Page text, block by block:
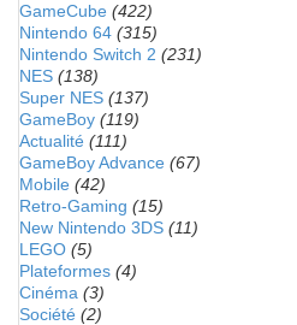
GameCube (422)
Nintendo 64 (315)
Nintendo Switch 2 (231)
NES (138)
Super NES (137)
GameBoy (119)
Actualité (111)
GameBoy Advance (67)
Mobile (42)
Retro-Gaming (15)
New Nintendo 3DS (11)
LEGO (5)
Plateformes (4)
Cinéma (3)
Société (2)